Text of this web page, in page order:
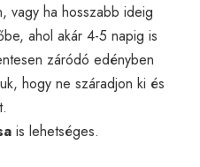
vagy ha hosszabb ideig
ahol akár 4-5 napig is
záródó edényben
hogy ne száradjon ki és
is lehetséges.